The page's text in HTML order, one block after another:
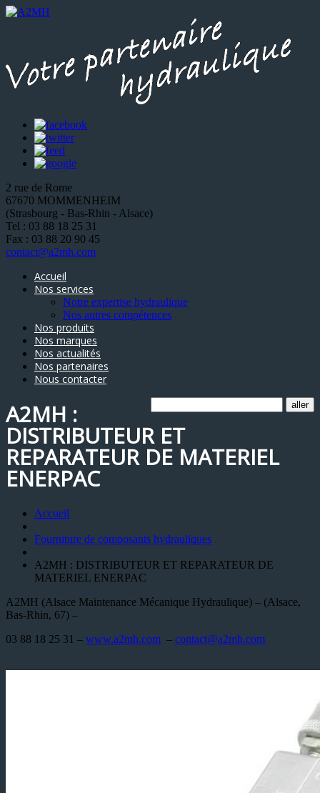
2 rue de Rome
67670 MOMMENHEIM
(Strasbourg - Bas-Rhin - Alsace)
Tel : 03 88 18 25 31
Fax : 03 88 20 90 45
contact@a2mh.com
Accueil
Nos services
Notre expertise hydraulique
Nos autres compétences
Nos produits
Nos marques
Nos actualités
Nos partenaires
Nous contacter
A2MH :
DISTRIBUTEUR ET
REPARATEUR DE MATERIEL
ENERPAC
Accueil
Fourniture de composants hydrauliques
A2MH : DISTRIBUTEUR ET REPARATEUR DE
MATERIEL ENERPAC
A2MH (Alsace Maintenance Mécanique Hydraulique) – (Alsace,
Bas-Rhin, 67) –
03 88 18 25 31 – www.a2mh.com – contact@a2mh.com